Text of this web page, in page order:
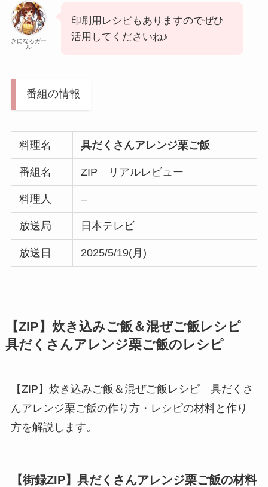
きになるガー
ル
印刷用レシピもありますのでぜひ
活用してくださいね♪
番組の情報
料理名 具だくさんアレンジ栗ご飯
番組名 ZIP リアルレビュー
料理人 –
放送局 日本テレビ
放送日 2025/5/19(月)
【ZIP】炊き込みご飯＆混ぜご飯レシピ
具だくさんアレンジ栗ご飯のレシピ
【ZIP】炊き込みご飯＆混ぜご飯レシピ 具だくさ
んアレンジ栗ご飯の作り方・レシピの材料と作り
方を解説します。
【街録ZIP】具だくさんアレンジ栗ご飯の材料